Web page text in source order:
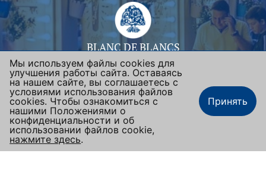
Москва, ул. Люсиновская, 36/50
+7 (495) 665-92-42
blandeblancafe@mail.ru
BLANC DE BLANCS
Подписаться на новости
Время работы:
пн-вс 12:00-23:00 (после 15 мая - с 10:00)
Заказать столик
Мы используем файлы cookies для
улучшения работы сайта. Оставаясь
на нашем сайте, вы соглашаетесь с
условиями использования файлов
cookies. Чтобы ознакомиться с
нашими Положениями о
конфиденциальности и об
использовании файлов cookie,
нажмите здесь.
Принять